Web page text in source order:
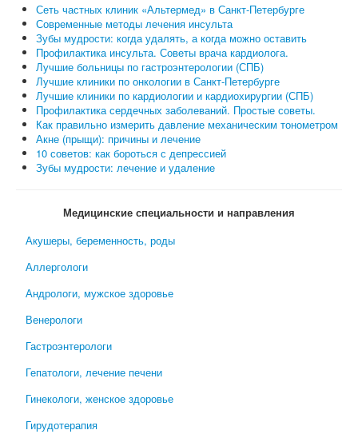
Сеть частных клиник «Альтермед» в Санкт-Петербурге
Современные методы лечения инсульта
Зубы мудрости: когда удалять, а когда можно оставить
Профилактика инсульта. Советы врача кардиолога.
Лучшие больницы по гастроэнтерологии (СПБ)
Лучшие клиники по онкологии в Санкт-Петербурге
Лучшие клиники по кардиологии и кардиохирургии (СПБ)
Профилактика сердечных заболеваний. Простые советы.
Как правильно измерить давление механическим тонометром
Акне (прыщи): причины и лечение
10 советов: как бороться с депрессией
Зубы мудрости: лечение и удаление
Медицинские специальности и направления
Акушеры, беременность, роды
Аллергологи
Андрологи, мужское здоровье
Венерологи
Гастроэнтерологи
Гепатологи, лечение печени
Гинекологи, женское здоровье
Гирудотерапия